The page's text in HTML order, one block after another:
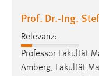
Prof. Dr.-Ing.
Relevanz:
Professor Fakultät
Amberg, Fakultät